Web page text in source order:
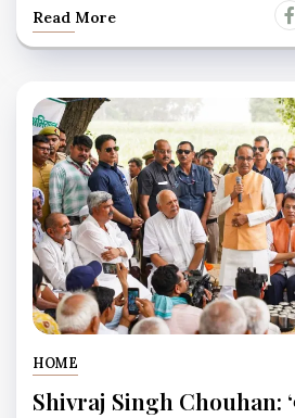
Read More
HOME
Shivraj Singh Chouhan: